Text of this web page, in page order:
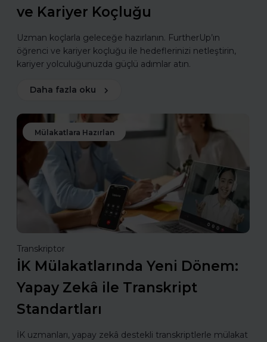
ve Kariyer Koçluğu
Uzman koçlarla geleceğe hazırlanın. FurtherUp’ın
öğrenci ve kariyer koçluğu ile hedeflerinizi netleştirin,
kariyer yolculuğunuzda güçlü adımlar atın.
Daha fazla oku
Mülakatlara Hazırlan
Transkriptor
İK Mülakatlarında Yeni Dönem:
Yapay Zekâ ile Transkript
Standartları
İK uzmanları, yapay zekâ destekli transkriptlerle mülakat